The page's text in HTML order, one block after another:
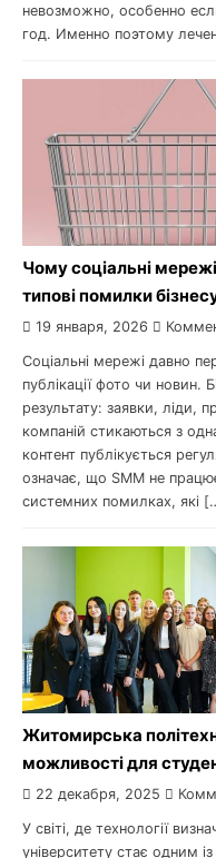
невозможно, особенно
год. Именно поэтому
Чому соціальні
типові помилки
19 января, 2026
Соціальні мережі давно
публікації фото чи новин.
результату: заявки, ліди,
компаній стикаються з
контент публікується
означає, що SMM не
системних помилках, які
Житомирська
можливості для
22 декабря, 2025
У світі, де технології
університету стає одним